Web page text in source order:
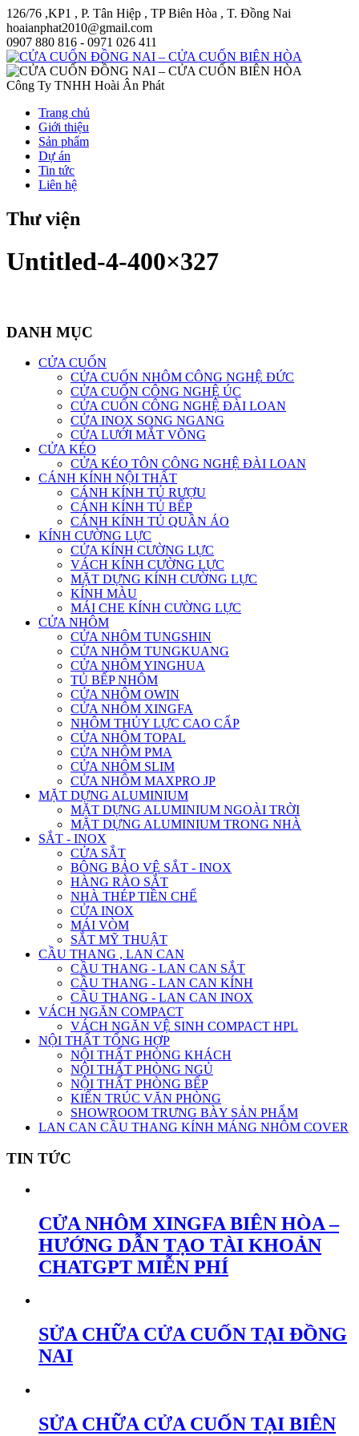
126/76 ,KP1 , P. Tân Hiệp , TP Biên Hòa , T. Đồng Nai
hoaianphat2010@gmail.com
0907 880 816 - 0971 026 411
Công Ty TNHH Hoài Ân Phát
Trang chủ
Giới thiệu
Sản phẩm
Dự án
Tin tức
Liên hệ
Thư viện
Untitled-4-400×327
DANH MỤC
CỬA CUỐN
CỬA CUỐN NHÔM CÔNG NGHỆ ĐỨC
CỬA CUỐN CÔNG NGHỆ ÚC
CỬA CUỐN CÔNG NGHỆ ĐÀI LOAN
CỬA INOX SONG NGANG
CỬA LƯỚI MẮT VÕNG
CỬA KÉO
CỬA KÉO TÔN CÔNG NGHỆ ĐÀI LOAN
CÁNH KÍNH NỘI THẤT
CÁNH KÍNH TỦ RƯỢU
CÁNH KÍNH TỦ BẾP
CÁNH KÍNH TỦ QUẦN ÁO
KÍNH CƯỜNG LỰC
CỬA KÍNH CƯỜNG LỰC
VÁCH KÍNH CƯỜNG LỰC
MẶT DỰNG KÍNH CƯỜNG LỰC
KÍNH MÀU
MÁI CHE KÍNH CƯỜNG LỰC
CỬA NHÔM
CỬA NHÔM TUNGSHIN
CỬA NHÔM TUNGKUANG
CỬA NHÔM YINGHUA
TỦ BẾP NHÔM
CỬA NHÔM OWIN
CỬA NHÔM XINGFA
NHÔM THỦY LỰC CAO CẤP
CỬA NHÔM TOPAL
CỬA NHÔM PMA
CỬA NHÔM SLIM
CỬA NHÔM MAXPRO JP
MẶT DỰNG ALUMINIUM
MẶT DỰNG ALUMINIUM NGOÀI TRỜI
MẶT DỰNG ALUMINIUM TRONG NHÀ
SẮT - INOX
CỬA SẮT
BÔNG BẢO VỆ SẮT - INOX
HÀNG RÀO SẮT
NHÀ THÉP TIỀN CHẾ
CỬA INOX
MÁI VÒM
SẮT MỸ THUẬT
CẦU THANG , LAN CAN
CẦU THANG - LAN CAN SẮT
CẦU THANG - LAN CAN KÍNH
CẦU THANG - LAN CAN INOX
VÁCH NGĂN COMPACT
VÁCH NGĂN VỆ SINH COMPACT HPL
NỘI THẤT TỔNG HỢP
NỘI THẤT PHÒNG KHÁCH
NỘI THẤT PHÒNG NGỦ
NỘI THẤT PHÒNG BẾP
KIẾN TRÚC VĂN PHÒNG
SHOWROOM TRƯNG BÀY SẢN PHẨM
LAN CAN CẦU THANG KÍNH MÁNG NHÔM COVER
TIN TỨC
CỬA NHÔM XINGFA BIÊN HÒA –
HƯỚNG DẪN TẠO TÀI KHOẢN
CHATGPT MIỄN PHÍ
SỬA CHỮA CỬA CUỐN TẠI ĐỒNG
NAI
SỬA CHỮA CỬA CUỐN TẠI BIÊN